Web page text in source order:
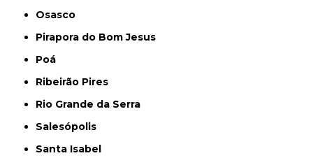
Osasco
Pirapora do Bom Jesus
Poá
Ribeirão Pires
Rio Grande da Serra
Salesópolis
Santa Isabel